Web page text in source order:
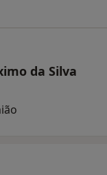
da Silva